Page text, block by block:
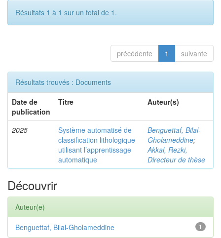
Résultats 1 à 1 sur un total de 1.
précédente 1 suivante
Résultats trouvés : Documents
Date de
publication
Titre Auteur(s)
2025
Système automatisé de
classification lithologique
utilisant l’apprentissage
automatique
Benguettaf, Bilal-
Gholameddine;
Akkal, Rezki,
Directeur de thèse
Découvrir
Auteur(e)
1
Benguettaf, Bilal-Gholameddine